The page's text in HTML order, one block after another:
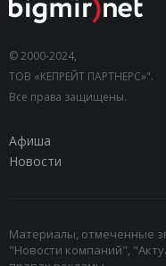
© 2000-2024,
ТОВ «КЕПРЕЙТ ПАРТНЕРС»".
Все права защищены.
Афиша
Новости
Материалы, отмеченные
"Новости компаний",